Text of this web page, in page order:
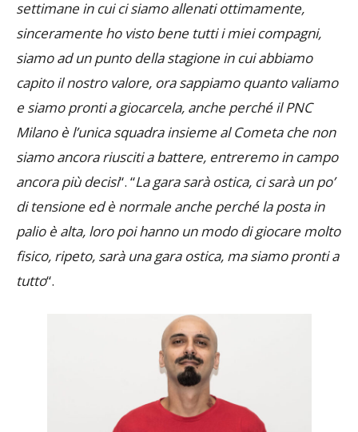
Lorenzo Cappi: “Ci stiamo lasciando alle spalle due
settimane in cui ci siamo allenati ottimamente,
sinceramente ho visto bene tutti i miei compagni,
siamo ad un punto della stagione in cui abbiamo
capito il nostro valore, ora sappiamo quanto valiamo
e siamo pronti a giocarcela, anche perché il PNC
Milano è l’unica squadra insieme al Cometa che non
siamo ancora riusciti a battere, entreremo in campo
ancora più decisi “. “La gara sarà ostica, ci sarà un po’
di tensione ed è normale anche perché la posta in
palio è alta, loro poi hanno un modo di giocare molto
fisico, ripeto, sarà una gara ostica, ma siamo pronti a